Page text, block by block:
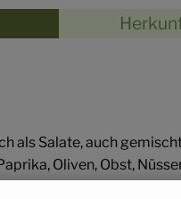
Rezepte
als Salate, auch
Oliven, Obst,